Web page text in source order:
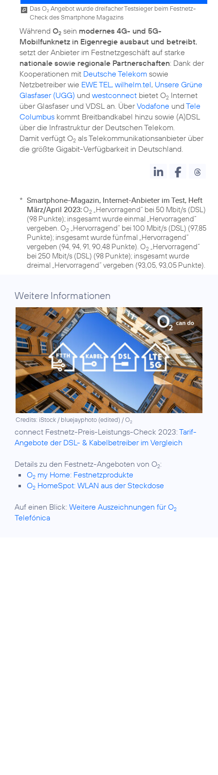
Das O2 Angebot wurde dreifacher Testsieger beim Festnetz-
Check des Smartphone Magazins
Während O2 sein modernes 4G- und 5G-
Mobilfunknetz in Eigenregie ausbaut und betreibt,
setzt der Anbieter im Festnetzgeschäft auf starke
nationale sowie regionale Partnerschaften: Dank der
Kooperationen mit Deutsche Telekom sowie
Netzbetreiber wie EWE TEL, wilhelm.tel, Unsere Grüne
Glasfaser (UGG) und westconnect bietet O2 Internet
über Glasfaser und VDSL an. ÜberVodafone und Tele
Columbus kommt Breitbandkabel hinzu sowie (A)DSL
über die Infrastruktur der Deutschen Telekom.
Damit verfügt O2 als Telekommunikationsanbieter über
die größte Gigabit-Verfügbarkeit in Deutschland.
* Smartphone-Magazin, Internet-Anbieter im Test, Heft
März/April 2023:O2 „Hervorragend“ bei 50 Mbit/s (DSL)
(98 Punkte); insgesamt wurde einmal „Hervorragend“
vergeben. O2 „Hervorragend“ bei 100 Mbit/s (DSL) (97,85
Punkte); insgesamt wurde fünfmal „Hervorragend“
vergeben (94, 94, 91, 90,48 Punkte). O2 „Hervorragend“
bei 250 Mbit/s (DSL) (98 Punkte); insgesamt wurde
dreimal „Hervorragend“ vergeben (93,05, 93,05 Punkte).
Weitere Informationen
Credits: iStock / bluejayphoto (edited) / O2
connect Festnetz-Preis-Leistungs-Check 2023:Tarif-
Angebote der DSL- & Kabelbetreiber im Vergleich
Details zu den Festnetz-Angeboten von O2
O2 my Home: Festnetzprodukte
O2 HomeSpot: WLAN aus der Steckdose
Auf einen Blick: Weitere Auszeichnungen für O2
Telefónica